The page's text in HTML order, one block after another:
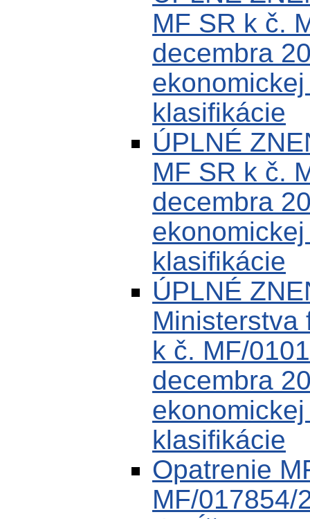
MF SR k č.
decembra
klasifikácie
ÚPLNÉ
MF SR k č.
decembra
klasifikácie
ÚPLNÉ
Ministerstva
k č. MF/
decembra
klasifikácie
Opatrenie
MF/017854/